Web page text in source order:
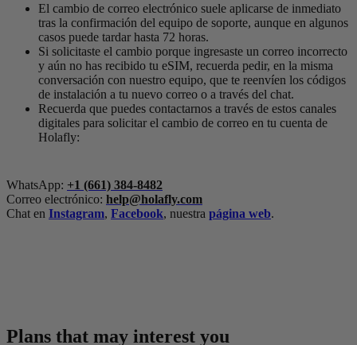
El cambio de correo electrónico suele aplicarse de inmediato
tras la confirmación del equipo de soporte, aunque en algunos
casos puede tardar hasta 72 horas.
Si solicitaste el cambio porque ingresaste un correo incorrecto
y aún no has recibido tu eSIM, recuerda pedir, en la misma
conversación con nuestro equipo, que te reenvíen los códigos
de instalación a tu nuevo correo o a través del chat.
Recuerda que puedes contactarnos a través de estos canales
digitales para solicitar el cambio de correo en tu cuenta de
Holafly:
WhatsApp: +1 (661) 384-8482
Correo electrónico: help@holafly.com
Chat en Instagram, Facebook, nuestra página web.
Plans that may interest you